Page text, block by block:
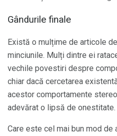
Gândurile finale
Există o mulțime de articole
minciunile. Mulți dintre ei
vechile povestiri despre
chiar dacă cercetarea
acestor comportamente
adevărat o lipsă de onestitate.
Care este cel mai bun mod de